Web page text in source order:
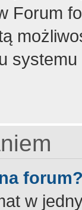
Forum
w